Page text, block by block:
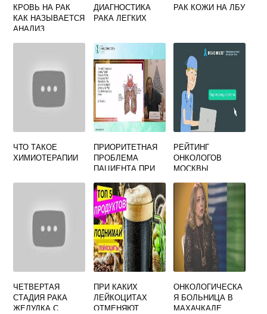
КРОВЬ НА РАК
КАК НАЗЫВАЕТСЯ
АНАЛИЗ
ДИАГНОСТИКА
РАКА ЛЕГКИХ
РАК КОЖИ НА ЛБУ
ЧТО ТАКОЕ
ХИМИОТЕРАПИИ
ПРИОРИТЕТНАЯ
ПРОБЛЕМА
ПАЦИЕНТА ПРИ
РАКЕ ЛЕГКОГО
РЕЙТИНГ
ОНКОЛОГОВ
МОСКВЫ
ЧЕТВЕРТАЯ
СТАДИЯ РАКА
ЖЕЛУДКА С
ПРИ КАКИХ
ЛЕЙКОЦИТАХ
ОТМЕНЯЮТ
ОНКОЛОГИЧЕСКА
Я БОЛЬНИЦА В
МАХАЧКАЛЕ